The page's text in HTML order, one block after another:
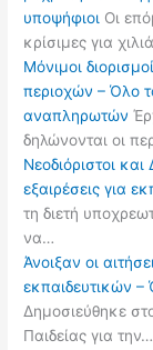
υποψήφιοι Οι
κρίσιμες για
Μόνιμοι
περιοχών – Όλο
αναπληρωτών
δηλώνονται οι
Νεοδιόριστοι
εξαιρέσεις για
τη διετή
να…
Άνοιξαν οι
εκπαιδευτικών –
Δημοσιεύθηκε
Παιδείας για την…